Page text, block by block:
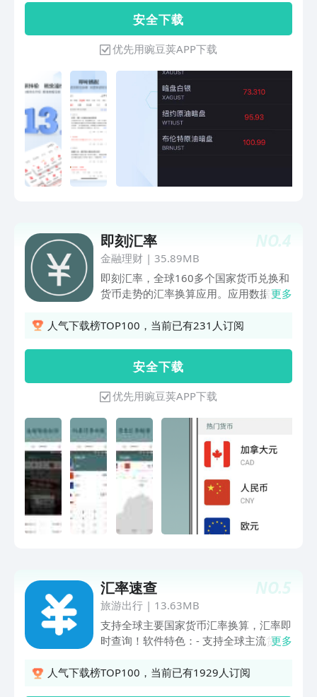
元、日元等汇率）、工业品期货、农产品
期货、股指期货、期权、黄金期货、原油
期货、大宗商品等。【金银油暗盘】周末
也可看行情，节假日实时报价不间断，现
已支持现货黄金、现货白银、纽约原油、
布伦特原油周末暗盘行情，APP内搜索
【暗盘】立即体验。资讯中心：7*24小
时全球财经事件实时播报，重大事件、数
据详情解读。如非农、EIA数据以及货币
政策会议、持仓报告、经济指标等。财经
日历：每日重点财经数据或事件播报，系
统日历定时提醒，重点交易行情不容错
式。社区达人：帮助您筛选出好的交易达
人，实时了解关注达人的动向，跟达人互
动，为自己学习做参考，让自己快速成
长。【联系我们】官方网站：
https://www.fx678.com/官方微信：
fx678汇通网新浪微博：@汇通网FX678
安 全 下 载
优先用豌豆荚APP下载
NO.4
即刻汇率
金融理财| 35.89MB
即刻汇率，全球160多个国家货币兑换和
货币走势的汇率换算应用。应用数据来源
应用界面采用Material Design，界面简
旅游海淘代购必备神器。●快速汇率换
算，多种货币一键换算，操作简单；●全
球汇率覆盖，支持160多国家币种间的汇
率换算；●汇率实时更新，的汇率，计算
结果更精准；●离线汇率换算，无网情况
下的汇率换算；●多种主题界面，支持界
面多主题切换，个性化你的应用；●历史
汇率图表，方便您判断货币汇率价格是
否；更多功能正在更新中~用户的声音：
里面多种汇率计算，类别很广，现在出境
游已经离不开它了，超棒的——
梁马123代购党必备，经常去香港帮人代
购都是用的这款软件，因为没有网络，某
付宝一直打不开汇率换算的界面，有了这
个终于能够愉快地兑换了 (●ﾟωﾟ●)——
软件，对于经常出国的朋友真的是一个好
帮手，很方便——麦格格子感谢您使用即
更多
人气下载榜TOP100，当前已有231人订阅
安 全 下 载
优先用豌豆荚APP下载
NO.5
汇率速查
旅游出行| 13.63MB
支持全球主要国家货币汇率换算，汇率即
时查询！软件特色：- 支持全球主流货
港币、加拿大元、韩元、澳大利亚元、泰
更多
人气下载榜TOP100，当前已有1929人订阅